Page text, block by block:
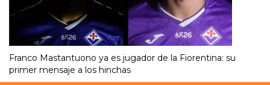
Franco Mastantuono ya es jugador de la Fiorentina: su
primer mensaje a los hinchas